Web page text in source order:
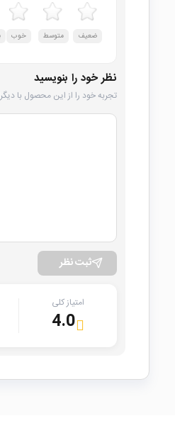
ضعیف متوسط خوب
نظر خود را بنویسید
تجربه خود را از این محصول با
ثبت نظر
امتیاز کلی
4.0